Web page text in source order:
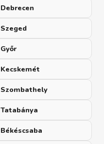
Debrecen
Szeged
Győr
Kecskemét
Szombathely
Tatabánya
Békéscsaba